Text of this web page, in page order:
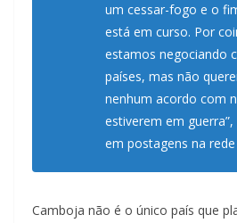
um cessar-fogo e o
está em curso. Por
estamos negociando
países, mas não
nenhum acordo com
estiverem em
em postagens na
Camboja não é o único país que